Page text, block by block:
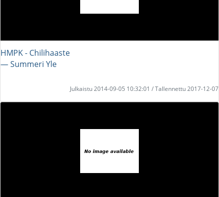
HMPK - Chilihaaste
― Summeri Yle
Julkaistu 2014-09-05 10:32:01 / Tallennettu 2017-12-07